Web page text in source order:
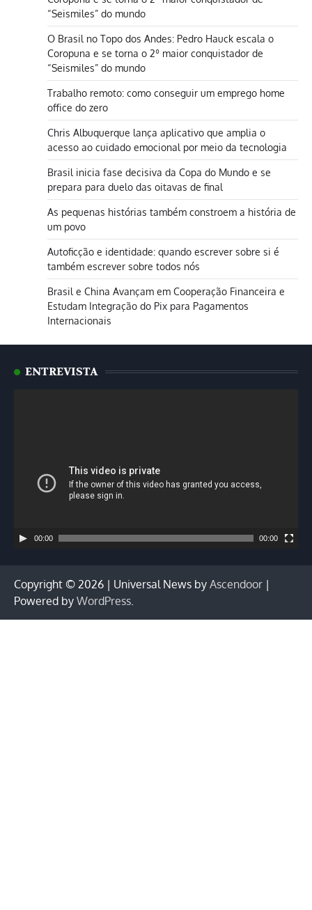
“Seismiles” do mundo
O Brasil no Topo dos Andes: Pedro Hauck escala o
Coropuna e se torna o 2º maior conquistador de
“Seismiles” do mundo
Trabalho remoto: como conseguir um emprego home
office do zero
Chris Albuquerque lança aplicativo que amplia o
acesso ao cuidado emocional por meio da tecnologia
Brasil inicia fase decisiva da Copa do Mundo e se
prepara para duelo das oitavas de final
As pequenas histórias também constroem a história de
um povo
Autoficção e identidade: quando escrever sobre si é
também escrever sobre todos nós
Brasil e China Avançam em Cooperação Financeira e
Estudam Integração do Pix para Pagamentos
Internacionais
ENTREVISTA
00:00 00:00
Copyright © 2026 | Universal News by Ascendoor |
Powered by WordPress